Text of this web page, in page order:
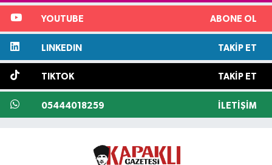
YOUTUBE ABONE OL
LINKEDIN TAKIP ET
TIKTOK TAKIP ET
05444018259 İLETIŞIM